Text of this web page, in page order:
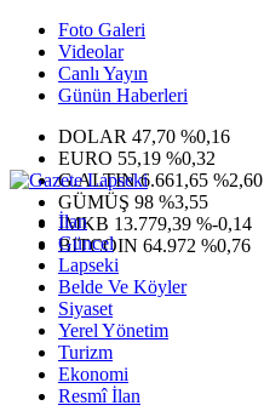
Foto Galeri
Videolar
Canlı Yayın
Günün Haberleri
DOLAR 47,70 %0,16
EURO 55,19 %0,32
G.ALTIN6.661,65 %2,60
GÜMÜŞ 98 %3,55
IMKB 13.779,39 %-0,14
BITCOIN 64.972 %0,76
İlan
Güncel
Lapseki
Belde Ve Köyler
Siyaset
Yerel Yönetim
Turizm
Ekonomi
Resmî İlan